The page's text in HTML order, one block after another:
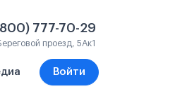
777-70-29
проезд, 5Ак1
Войти